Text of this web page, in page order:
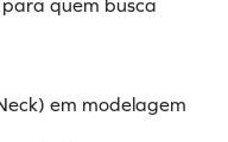
quem busca
em modelagem